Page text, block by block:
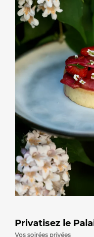
Privatisez le
Vos soirées privées